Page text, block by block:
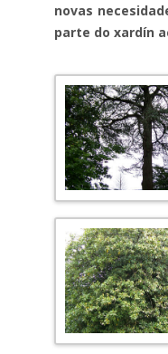
novas
parte do xardín